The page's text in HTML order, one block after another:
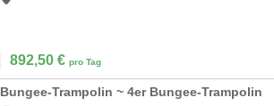
892,50 € pro Tag
Bungee-Trampolin ~ 4er Bungee-Trampolin